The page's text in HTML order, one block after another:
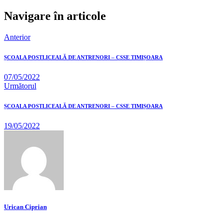
Navigare în articole
Anterior
ȘCOALA POSTLICEALĂ DE ANTRENORI – CSSE TIMIȘOARA
07/05/2022
Următorul
ȘCOALA POSTLICEALĂ DE ANTRENORI – CSSE TIMIȘOARA
19/05/2022
Urican Ciprian